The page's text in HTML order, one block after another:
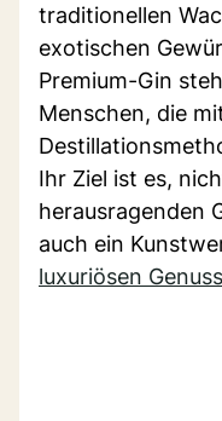
traditionellen
exotischen
Premium-Gin
Menschen, die
Ihr Ziel ist es,
herausragenden
auch ein
luxuriösen